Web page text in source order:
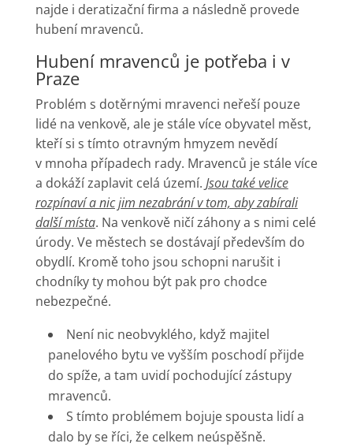
najde i deratizační firma a následně provede
hubení mravenců.
Hubení mravenců je potřeba i v
Praze
Problém s dotěrnými mravenci neřeší pouze
lidé na venkově, ale je stále více obyvatel měst,
kteří si s tímto otravným hmyzem nevědí
v mnoha případech rady. Mravenců je stále více
a dokáží zaplavit celá území. Jsou také velice
rozpínaví a nic jim nezabrání v tom, aby zabírali
další místa. Na venkově ničí záhony a s nimi celé
úrody. Ve městech se dostávají především do
obydlí. Kromě toho jsou schopni narušit i
chodníky ty mohou být pak pro chodce
nebezpečné.
Není nic neobvyklého, když majitel
panelového bytu ve vyšším poschodí přijde
do spíže, a tam uvidí pochodující zástupy
mravenců.
S tímto problémem bojuje spousta lidí a
dalo by se říci, že celkem neúspěšně.